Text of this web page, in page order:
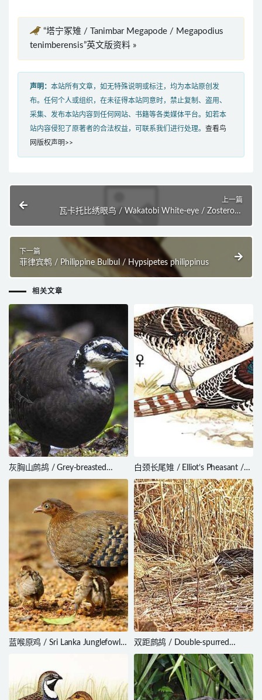
“塔宁冢雉 / Tanimbar Megapode / Megapodius
tenimberensis”英文版资料 »
声明： 本站所有文章，如无特殊说明或标注，均为本站原创发
布。任何个人或组织，在未征得本站同意时，禁止复制、盗用、
采集、发布本站内容到任何网站、书籍等各类媒体平台。如若本
站内容侵犯了原著者的合法权益，可联系我们进行处理。 查看鸟
网版权声明>>
上一篇
瓦卡托比绣眼鸟 / Wakatobi White-eye / Zosterops
下一篇
菲律宾鹎 / Philippine Bulbul / Hypsipetes philippinus
相关文章
灰胸山鹧鸪 / Grey-breasted
Partridge / Arborophila orientalis
白颈长尾雉 / Elliot’s Pheasant /
Syrmaticus ellioti
蓝喉原鸡 / Sri Lanka Junglefowl /
双距鹧鸪 / Double-spurred
Spurfowl / Pternistis bicalcaratus